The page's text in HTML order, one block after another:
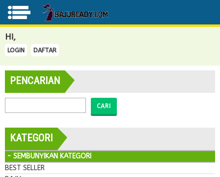
Hi,
LOGIN DAFTAR
PENCARIAN
CARI
KATEGORI
- SEMBUNYIKAN KATEGORI
BEST SELLER